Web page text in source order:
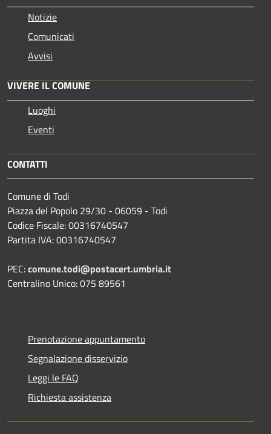
Notizie
Comunicati
Avvisi
VIVERE IL COMUNE
Luoghi
Eventi
CONTATTI
Comune di Todi
Piazza del Popolo 29/30 - 06059 - Todi
Codice Fiscale: 00316740547
Partita IVA: 00316740547
PEC:comune.todi@postacert.umbria.it
Centralino Unico: 075 89561
Prenotazione appuntamento
Segnalazione disservizio
Leggi le FAQ
Richiesta assistenza